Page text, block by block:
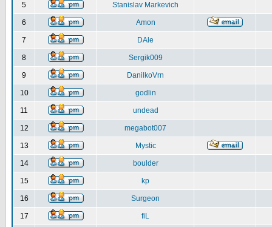
5 Stanislav Markevich
6 Amon
7 DAle
8 Sergik009
9 DanilkoVrn
10 godlin
11 undead
12 megabot007
13 Mystic
14 boulder
15 kp
16 Surgeon
17 fiL